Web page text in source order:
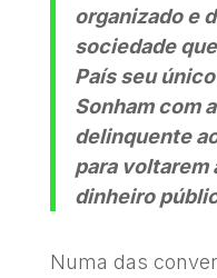
organizado e
sociedade
País seu
Sonham com
delinquente
para voltarem
dinheiro
Numa das